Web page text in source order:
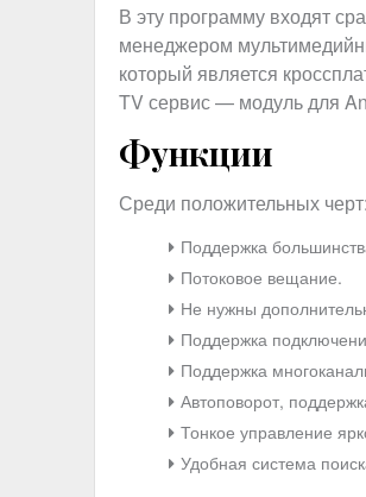
В эту программу входят
менеджером
который является
TV сервис — модуль для
Функции
Среди положительных черт:
Поддержка
Потоковое вещание.
Не нужны
Поддержка
Поддержка
Автоповорот,
Тонкое управление
Удобная система